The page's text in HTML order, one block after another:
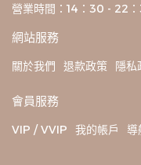
營業時間：14：30 - 22
網站服務
關於我們 退款政策 隱私
會員服務
VIP / VVIP 我的帳戶 導